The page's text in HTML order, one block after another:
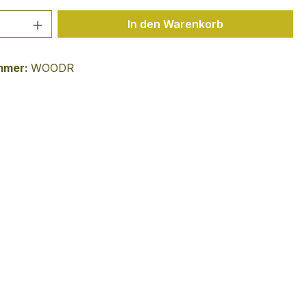
Anzahl: Gib den gewünschten Wert
In den Warenkorb
WOODR